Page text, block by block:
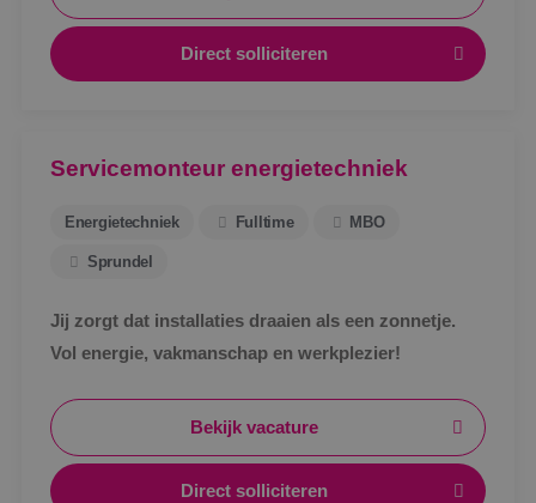
Direct solliciteren
Servicemonteur energietechniek
Energietechniek Fulltime MBO
Sprundel
Jij zorgt dat installaties draaien als een zonnetje.
Vol energie, vakmanschap en werkplezier!
Bekijk vacature
Direct solliciteren